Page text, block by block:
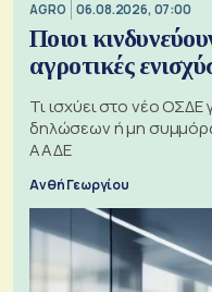
AGRO 06.08.2026, 07:00
Ποιοι
αγροτικές
Τι ισχύει στο νέο ΟΣΔΕ
δηλώσεων ή μη
ΑΑΔΕ
Ανθή Γεωργίου